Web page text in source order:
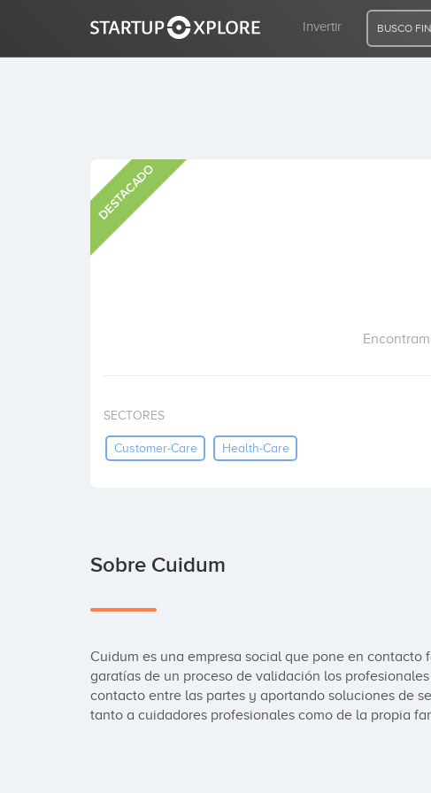
Invertir BUSCO
DESTACADO
SECTORES
Customer-Care Health-Care
Sobre Cuidum
Cuidum es una empresa social que pone en contacto
garatías de un proceso de validación los
contacto entre las partes y aportando soluciones de
tanto a cuidadores profesionales como de la propia